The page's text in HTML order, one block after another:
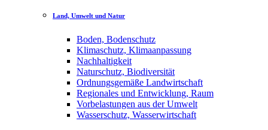
Land, Umwelt und Natur
Boden, Bodenschutz
Klimaschutz, Klimaanpassung
Nachhaltigkeit
Naturschutz, Biodiversität
Ordnungsgemäße Landwirtschaft
Regionales und Entwicklung, Raum
Vorbelastungen aus der Umwelt
Wasserschutz, Wasserwirtschaft